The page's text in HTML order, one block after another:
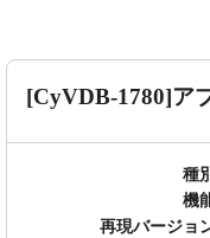
[CyVDB-1780]ア
種
機
再現バージョ